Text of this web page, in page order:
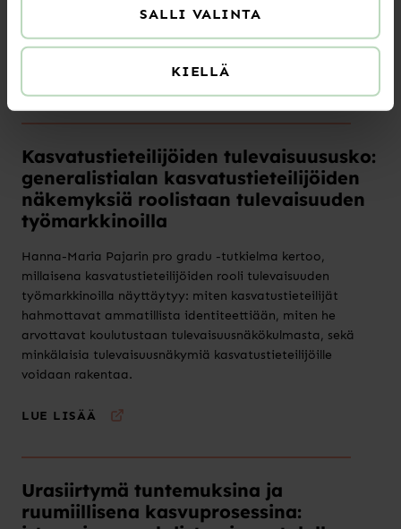
SALLI VALINTA
KIELLÄ
työelämän ilmiöistä, kuten johtamisesta, työssä
jaksamisesta ja palautumisesta sekä työriippuvuudesta.
Kasvatustieteilijöiden tulevaisuususko:
generalistialan kasvatustieteilijöiden
näkemyksiä roolistaan tulevaisuuden
työmarkkinoilla
Hanna-Maria Pajarin pro gradu -tutkielma kertoo,
millaisena kasvatustieteilijöiden rooli tulevaisuuden
työmarkkinoilla näyttäytyy: miten kasvatustieteilijät
hahmottavat ammatillista identiteettiään, miten he
arvottavat koulutustaan tulevaisuusnäkökulmasta, sekä
minkälaisia tulevaisuusnäkymiä kasvatustieteilijöille
voidaan rakentaa.
LUE LISÄÄ
Urasiirtymä tuntemuksina ja
ruumiillisena kasvuprosessina: